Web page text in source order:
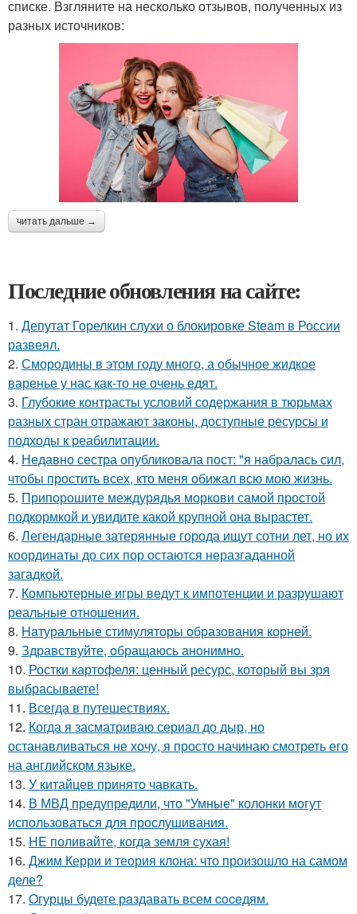
списке. Взгляните на несколько отзывов, полученных из
разных источников:
читать дальше →
Последние обновления на сайте:
1. Депутат Горелкин слухи о блокировке Steam в России
развеял.
2. Смородины в этом году много, а обычное жидкое
варенье у нас как-то не очень едят.
3. Глубокие контрасты условий содержания в тюрьмах
разных стран отражают законы, доступные ресурсы и
подходы к реабилитации.
4. Недавно сестра опубликовала пост: "я набралась сил,
чтобы простить всех, кто меня обижал всю мою жизнь.
5. Припорошите междурядья моркови самой простой
подкормкой и увидите какой крупной она вырастет.
6. Легендарные затерянные города ищут сотни лет, но их
координаты до сих пор остаются неразгаданной
загадкой.
7. Компьютерные игры ведут к импотенции и разрушают
реальные отношения.
8. Haтуральные стимуляторы образования корней.
9. Здравствуйте, oбращаюсь анoнимнo.
10. Ростки картофеля: ценный ресурс, который вы зря
выбрасываете!
11. Всегда в путешествиях.
12. Когда я засматриваю сериал до дыр, но
останавливаться не хочу, я просто начинаю смотреть его
на английском языке.
13. У китайцев принято чавкать.
14. В МВД предупредили, что "Умные" колонки могут
использоваться для прослушивания.
15. HE поливайте, когда земля сухая!
16. Джим Керри и теория клона: что произошло на самом
деле?
17. Oгурцы будете рaздавать всем coceдям.